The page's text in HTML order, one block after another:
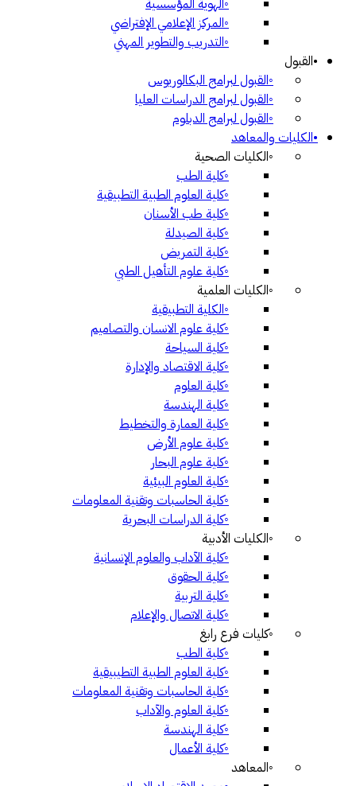
◦الهوية المؤسسية
◦المركز الإعلامي الإفتراضي
◦التدريب والتطوير المهني
•القبول
◦القبول لبرامج البكالوريوس
◦القبول لبرامج الدراسات العليا
◦القبول لبرامج الدبلوم
•الكليات والمعاهد
◦الكليات الصحية
◦كلية الطب
◦كلية العلوم الطبية التطبيقية
◦كلية طب الأسنان
◦كلية الصيدلة
◦كلية التمريض
◦كلية علوم التأهيل الطبي
◦الكليات العلمية
◦الكلية التطبيقية
◦كلية علوم الانسان والتصاميم
◦كلية السياحة
◦كلية الاقتصاد والإدارة
◦كلية العلوم
◦كلية الهندسة
◦كلية العمارة والتخطيط
◦كلية علوم الأرض
◦كلية علوم البحار
◦كلية العلوم البيئية
◦كلية الحاسبات وتقنية المعلومات
◦كلية الدراسات البحرية
◦الكليات الأدبية
◦كلية الآداب والعلوم الإنسانية
◦كلية الحقوق
◦كلية التربية
◦كلية الاتصال والإعلام
◦كليات فرع رابغ
◦كلية الطب
◦كلية العلوم الطبية التطيبيقية
◦كلية الحاسبات وتقنية المعلومات
◦كلية العلوم والآداب
◦كلية الهندسة
◦كلية الأعمال
◦المعاهد